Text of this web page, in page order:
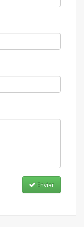
Enviar